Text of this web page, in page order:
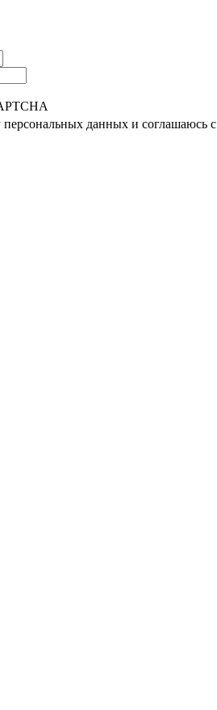
персональных данных и соглашаюсь с